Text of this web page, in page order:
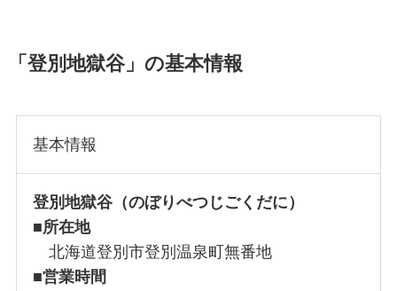
「登別地獄谷」の基本情報
基本情報
登別地獄谷（のぼりべつじごくだに）
■所在地
北海道登別市登別温泉町無番地
■営業時間